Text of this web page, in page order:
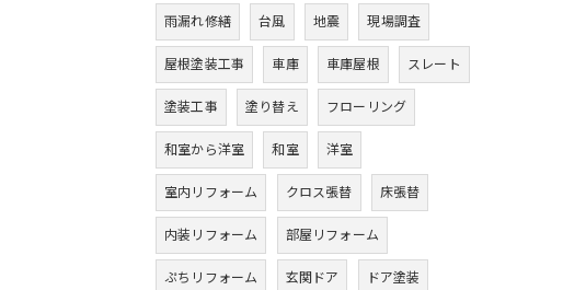
雨漏れ修繕 台風 地震 現場調査
屋根塗装工事 車庫 車庫屋根 スレート
塗装工事 塗り替え フローリング
和室から洋室 和室 洋室
室内リフォーム クロス張替 床張替
内装リフォーム 部屋リフォーム
ぷちリフォーム 玄関ドア ドア塗装